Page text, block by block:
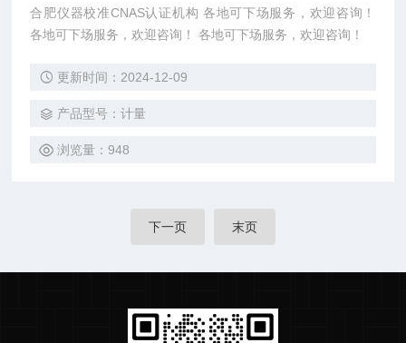
合肥仪器校准CNAS认证机构 各地可下场服务，欢迎咨询！
各地可下场服务，欢迎咨询！ 各地可下场服务，欢迎咨询！
更新时间：2024-12-09
产品型号：计量
浏览量：948
下一页 末页